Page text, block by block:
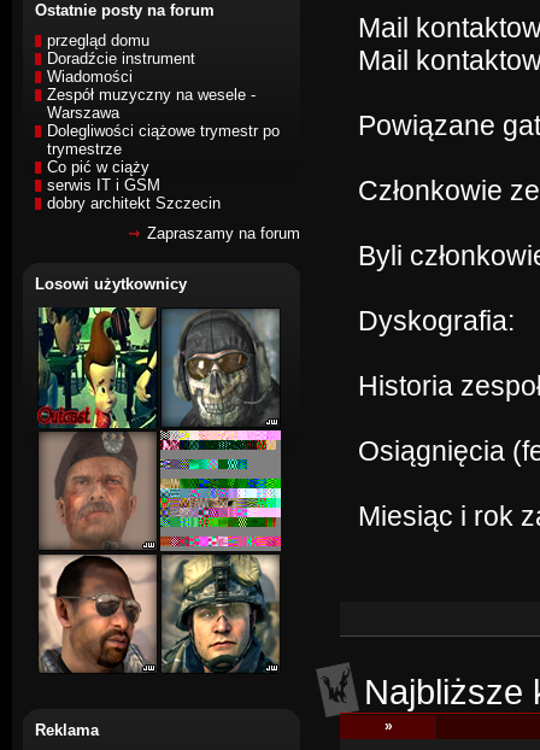
Ostatnie posty na forum
przegląd domu
Doradźcie instrument
Wiadomości
Zespół muzyczny na wesele -
Warszawa
Dolegliwości ciążowe trymestr po
trymestrze
Co pić w ciąży
serwis IT i GSM
dobry architekt Szczecin
Zapraszamy na forum
Losowi użytkownicy
Reklama
Mail
Mail
Powiązane
Członkowie
Byli
Dyskografia:
Historia
Osiągnięcia
Miesiąc i rok
Najbliższe
»